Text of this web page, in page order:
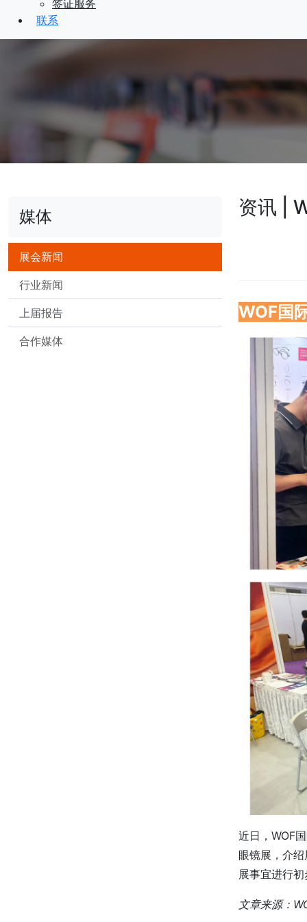
签证服务
联系
媒体
展会新闻
行业新闻
上届报告
合作媒体
资讯 |
WOF国
近日，WOF
眼镜展，介
展事宜进行
文章来源：